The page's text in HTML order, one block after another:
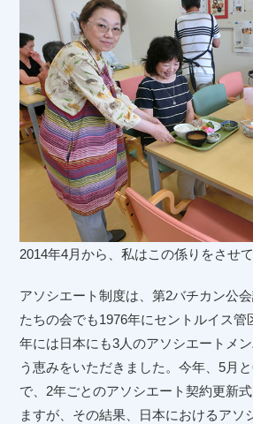
2014年4月から、私はこの係りをさせ
アソシエート制度は、第2バチカン公
たちの会でも1976年にセントルイス管
年には日本にも3人のアソシエートメ
う恵みをいただきました。今年、5月
で、2年ごとのアソシエート契約更新
ますが、その結果、日本におけるアソ